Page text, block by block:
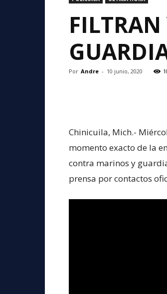
Por Andre - 10 junio, 2020
Chinicuila, Mich.-
momento exacto de la
contra marinos y
prensa por contactos